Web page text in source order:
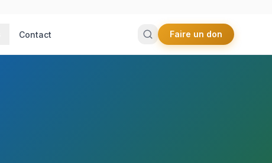
Contact Faire un don